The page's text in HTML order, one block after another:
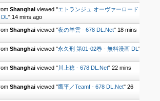
Shanghai viewed "エトランジュ オーヴァーロード
" 14 mins ago
Shanghai viewed "夜の羊雲 - 678 DL.Net" 18 mins
Shanghai viewed "永久刑 第01-02巻 - 無料漫画 DL "
Shanghai viewed "川上稔 - 678 DL.Net" 22 mins
Shanghai viewed "鷹平／Teamf - 678 DL.Net" 26